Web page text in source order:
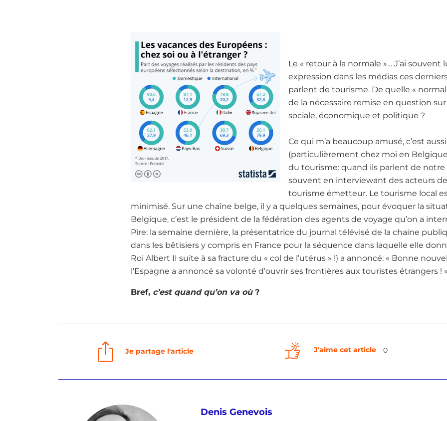
Le « retour à la normale »… J’ai
expression dans les médias ces
parlent de tourisme. De quelle «
de la nécessaire remise en question
sociale, économique et politique ?
Ce qui m’a beaucoup amusé, c’est
(particulièrement chez moi en
du tourisme: quand ils parlent de notre
souvent en interviewant des acteurs
tourisme émetteur. Le tourisme local
minimisé. Sur une chaîne belge, il y a quelques semaines, pour évoquer la
Belgique, c’est le président de la fédération des agents de voyage qu’on a
Pire: la semaine dernière, la présentatrice du journal télévisé de la chaine
dans les bêtisiers y compris en France pour la séquence dans laquelle elle
Roi Albert II suite à sa fracture du « col de l’utérus » !) a annoncé: « Bonne
l’Espagne a annoncé sa volonté d’ouvrir ses frontières aux touristes étrangers !
Bref, c’est quand qu’on va où?
Je partage l'article J'aime cet article 0
Denis Genevois